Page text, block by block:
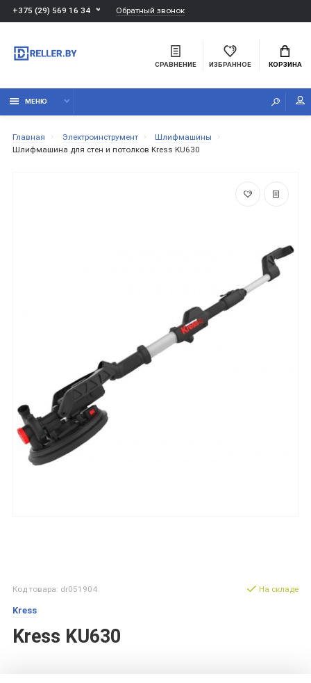
+375 (29) 569 16 34 Обратный звонок
СРАВНЕНИЕ ИЗБРАННОЕ КОРЗИНА
МЕНЮ
Главная Электроинструмент
Шлифмашины
Шлифмашина для стен и потолков Kress KU630
Код товара: dr051904
Kress
Kress KU630
На складе